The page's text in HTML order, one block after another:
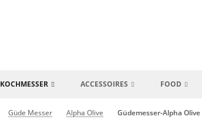
KOCHMESSER ACCESSOIRES FOOD
Güde Messer Alpha Olive